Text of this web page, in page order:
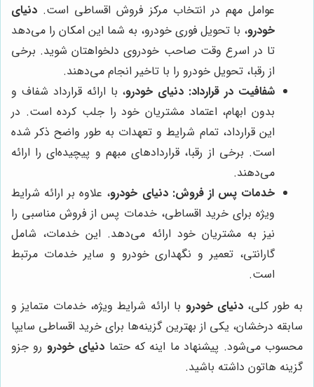
عوامل مهم در انتخاب مرکز فروش اقساطی است. دنیای
خودرو، با تحویل فوری خودرو، به شما این امکان را می‌دهد
تا در اسرع وقت صاحب خودروی دلخواهتان شوید. برخی
از رقبا، تحویل خودرو را با تاخیر انجام می‌دهند.
شفافیت در قرارداد: دنیای خودرو، با ارائه قرارداد شفاف و
بدون ابهام، اعتماد مشتریان خود را جلب کرده است. در
این قرارداد، تمام شرایط و تعهدات به طور واضح ذکر شده
است. برخی از رقبا، قراردادهای مبهم و پیچیده‌ای را ارائه
می‌دهند.
خدمات پس از فروش: دنیای خودرو، علاوه بر ارائه شرایط
ویژه برای خرید اقساطی، خدمات پس از فروش مناسبی را
نیز به مشتریان خود ارائه می‌دهد. این خدمات، شامل
گارانتی، تعمیر و نگهداری خودرو و سایر خدمات مرتبط
است.
به طور کلی،دنیای خودرو با ارائه شرایط ویژه، خدمات متمایز و
سابقه درخشان، یکی از بهترین گزینه‌ها برای خرید اقساطی سایپا
محسوب می‌شود. پیشنهاد ما اینه که حتما دنیای خودرو رو جزو
گزینه هاتون داشته باشید.